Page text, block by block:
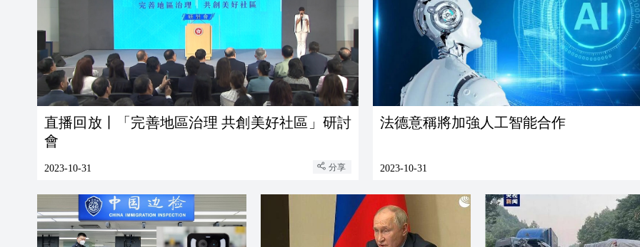
直播回放丨「完善地區治理 共創美好社區」研討
會
2023-10-31 分享
法德意稱將加強人工智能合作
2023-10-31